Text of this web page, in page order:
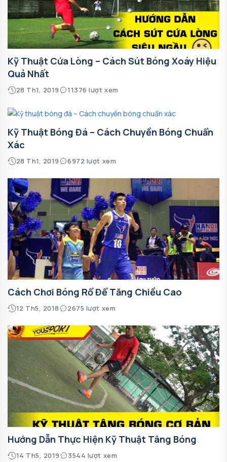
Kỹ Thuật Cứa Lòng – Cách Sút Bóng Xoáy Hiệu
Quả Nhất
28 Th1, 2019 11376 lượt xem
Kỹ Thuật Bóng Đá – Cách Chuyền Bóng Chuẩn
Xác
28 Th1, 2019 6972 lượt xem
Cách Chơi Bóng Rổ Để Tăng Chiều Cao
12 Th5, 2018 2675 lượt xem
Hướng Dẫn Thực Hiện Kỹ Thuật Tâng Bóng
14 Th5, 2019 3544 lượt xem